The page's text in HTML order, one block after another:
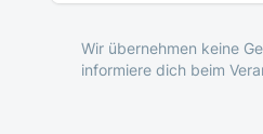
Wir übernehmen keine
informiere dich beim